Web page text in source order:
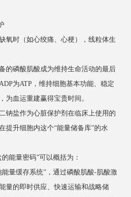
时（如心绞痛、心梗），线粒体生
磷酸肌酸成为维持生命活动的最后
为ATP，维持细胞基本功能、稳定
为血运重建赢得宝贵时间。
盐作为心脏保护剂在临床上使用的
提升细胞内这个“能量储备库”的水
量密码”可以概括为：
缓存系统”，通过磷酸肌酸-肌酸激
量的即时供应、快速运输和战略储